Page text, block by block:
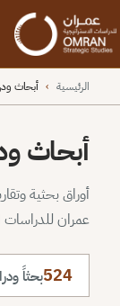
الرئيسية › أبحاث
أبحاث
أوراق بحثية
عمران للدراسات
524بحثاً